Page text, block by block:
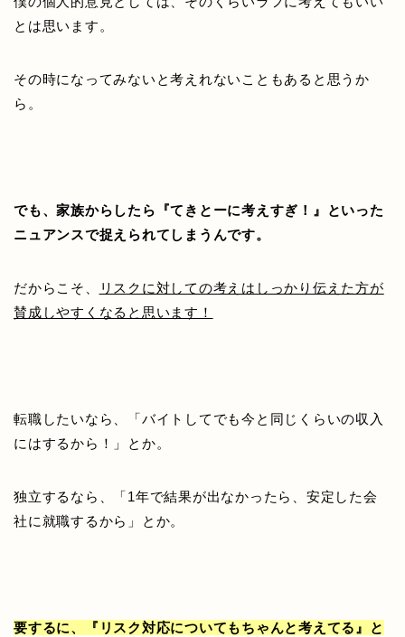
とは思います。
その時になってみないと考えれないこともあると思うか
ら。
でも、家族からしたら『てきとーに考えすぎ！』といった
ニュアンスで捉えられてしまうんです。
だからこそ、
リスクに対しての考えはしっかり伝えた方が
賛成しやすくなると思います！
転職したいなら、「バイトしてでも今と同じくらいの収入
にはするから！」とか。
独立するなら、「1年で結果が出なかったら、安定した会
社に就職するから」とか。
要するに、『リスク対応についてもちゃんと考えてる』と